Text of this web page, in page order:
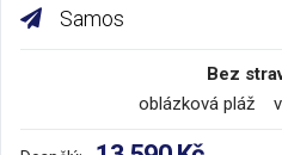
Samos
Bez
oblázková pláž